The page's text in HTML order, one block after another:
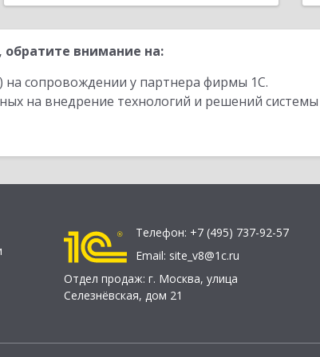
внимание на:
сопровождении у партнера фирмы 1С.
на внедрение технологий и решений
Телефон: +7 (495) 737-92-57
Email: site_v8@1c.ru
Отдел продаж: г. Москва, улица
Селезнёвская, дом 21